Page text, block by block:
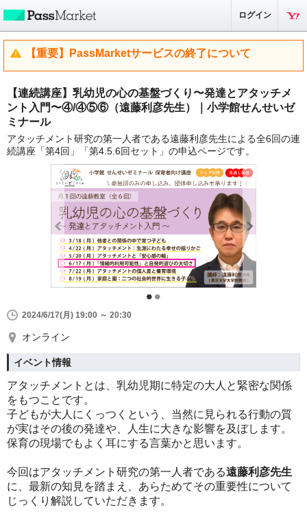
ログイン
【重要】PassMarketサービスの終了について
【連続講座】乳幼児の心の基盤づくり〜発達とアタッチメ
ント入門〜④/④⑤⑥（遠藤利彦先生）｜小学館せんせいゼ
ミナール
アタッチメント研究の第一人者である遠藤利彦先生による全6回の連
続講座「第4回」「第4.5.6回セット」の申込ページです。
2024/6/17(月) 19:00 ～ 20:30
オンライン
イベント情報
アタッチメントとは、乳幼児期に特定の大人と緊密な関係
をもつことです。
子どもが大人にくっつくという、当然に見られる行動の質
が実はその後の発達や、人生に大きな影響を及ぼします。
保育の現場でもよく耳にする言葉かと思います。
今回はアタッチメント研究の第一人者である遠藤利彦先生
に、最新の知見を踏まえ、あらためてその重要性について
じっくり解説していただきます。